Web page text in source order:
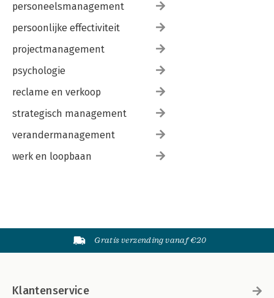
personeelsmanagement
persoonlijke effectiviteit
projectmanagement
psychologie
reclame en verkoop
strategisch management
verandermanagement
werk en loopbaan
Gratis verzending vanaf €20
Klantenservice